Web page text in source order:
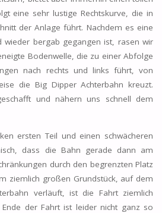
eine sehr lustige Rechtskurve, die in
der Anlage führt. Nachdem es eine
wieder bergab gegangen ist, rasen wir
Bodenwelle, die zu einer Abfolge
nach rechts und links führt, von
die Big Dipper Achterbahn kreuzt.
und nähern uns schnell dem
ersten Teil und einen schwächeren
dass die Bahn gerade dann am
durch den begrenzten Platz
ziemlich großen Grundstück, auf dem
verläuft, ist die Fahrt ziemlich
der Fahrt ist leider nicht ganz so